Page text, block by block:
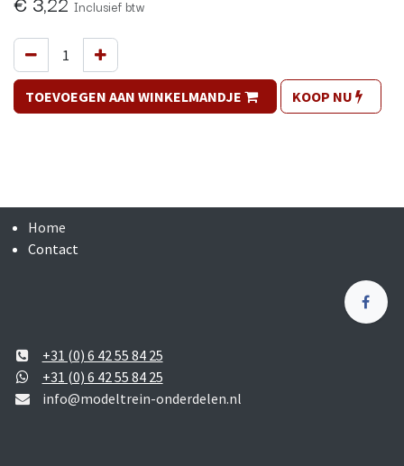
Inclusief btw
TOEVOEGEN AAN WINKELMANDJE KOOP NU
Home
Contact
+31 (0) 6 42 55 84 25
+31 (0) 6 42 55 84 25
info@modeltrein-onderdelen.nl